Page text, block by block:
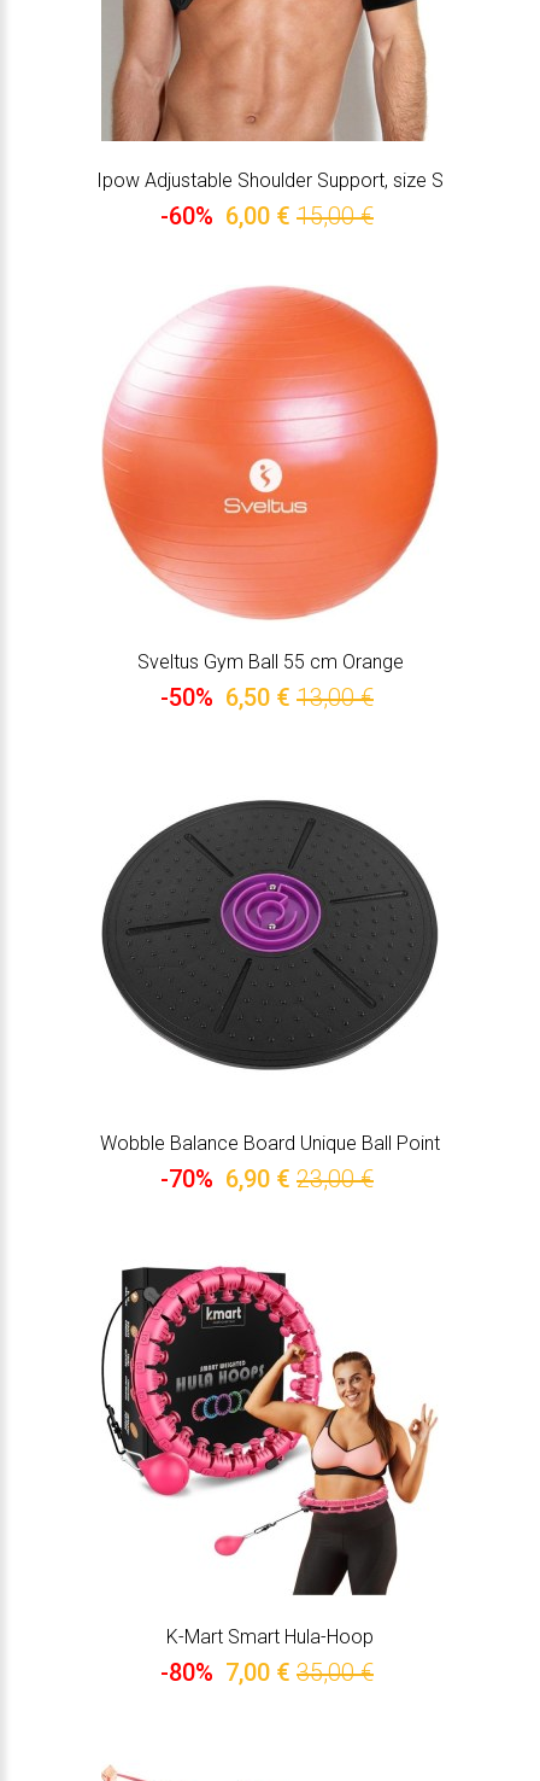
Ipow Adjustable Shoulder Support, size S
-60% 6,00 € 15,00 €
Sveltus Gym Ball 55 cm Orange
-50% 6,50 € 13,00 €
Wobble Balance Board Unique Ball Point
-70% 6,90 € 23,00 €
K-Mart Smart Hula-Hoop
-80% 7,00 € 35,00 €